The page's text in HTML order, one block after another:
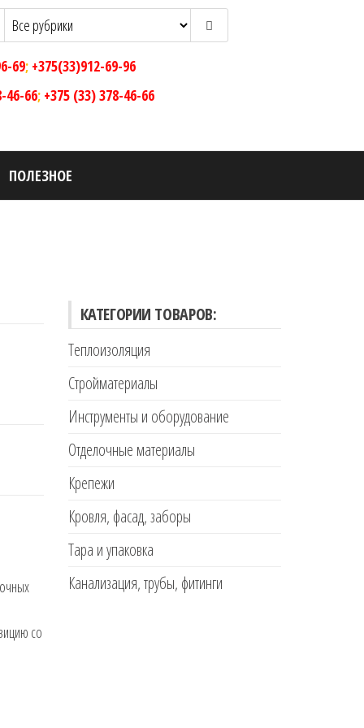
69; +375(33)912-69-96
46-66; +375 (33) 378-46-66
ПОЛЕЗНОЕ
со
КАТЕГОРИИ ТОВАРОВ:
Теплоизоляция
Стройматериалы
Инструменты и оборудование
Отделочные материалы
Крепежи
Кровля, фасад, заборы
Тара и упаковка
Канализация, трубы, фитинги